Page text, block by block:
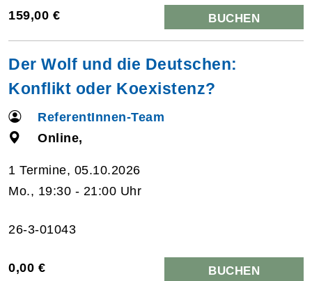
159,00 € BUCHEN
Der Wolf und die Deutschen:
Konflikt oder Koexistenz?
ReferentInnen-Team
Online,
1 Termine, 05.10.2026
Mo., 19:30 - 21:00 Uhr
26-3-01043
0,00 € BUCHEN